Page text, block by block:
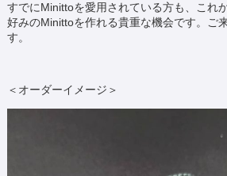
すでにMinittoを愛用されている方も、これ
好みのMinittoを作れる貴重な機会です。ご
す。
＜オーダーイメージ＞